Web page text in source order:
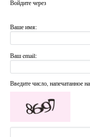
Войдите через
Ваше имя:
Ваш email:
Введите число, напечатанное